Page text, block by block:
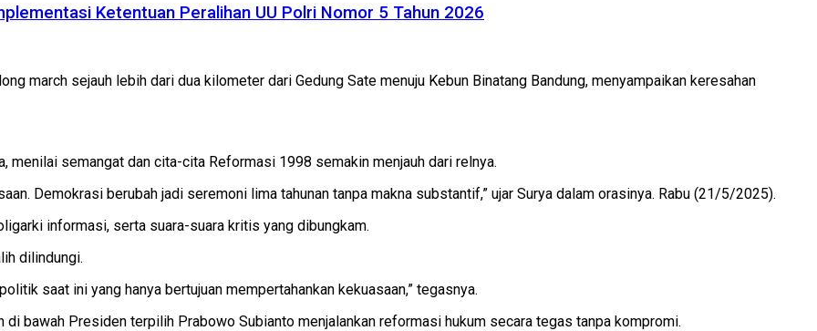
Ketentuan Peralihan UU Polri Nomor 5 Tahun 2026
march sejauh lebih dari dua kilometer dari Gedung Sate menuju Kebun Binatang Bandung, menyampaikan keresahan
menilai semangat dan cita-cita Reformasi 1998 semakin menjauh dari relnya.
Demokrasi berubah jadi seremoni lima tahunan tanpa makna substantif,” ujar Surya dalam orasinya. Rabu (21/5/2025).
informasi, serta suara-suara kritis yang dibungkam.
dilindungi.
saat ini yang hanya bertujuan mempertahankan kekuasaan,” tegasnya.
di bawah Presiden terpilih Prabowo Subianto menjalankan reformasi hukum secara tegas tanpa kompromi.